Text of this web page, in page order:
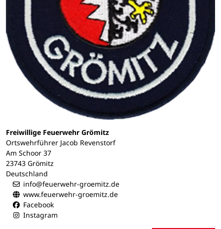
Freiwillige Feuerwehr Grömitz
Ortswehrführer Jacob Revenstorf
Am Schoor 37
23743 Grömitz
Deutschland
info@feuerwehr-groemitz.de
www.feuerwehr-groemitz.de
Facebook
Instagram